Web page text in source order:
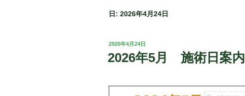
日: 2026年4月24日
投
日:
2026年4月24日
2026年5月 施術日案内